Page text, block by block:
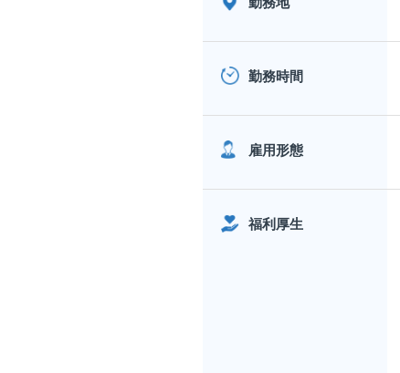
勤務時間
雇用形態
福利厚生